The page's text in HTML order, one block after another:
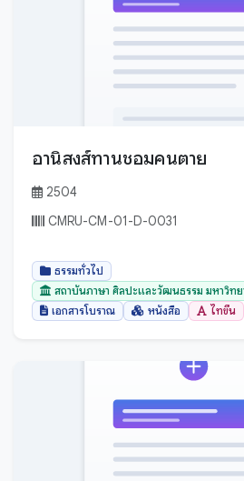
พิษณุโลก
ยะลา
ยโสธร
ร้อยเอ็ด
ระนอง
อานิสงส์ทานชอมคนตาย
2504
CMRU-CM-01-D-0031
ธรรมทั่วไป
สถาบันภาษา ศิลปะและวัฒนธรรม มหาวิทย
เอกสารโบราณ
หนังสือ ไทขึน